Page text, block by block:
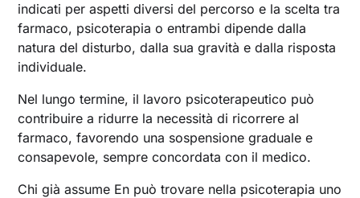
indicati per aspetti diversi del percorso e la scelta tra
farmaco, psicoterapia o entrambi dipende dalla
natura del disturbo, dalla sua gravità e dalla risposta
individuale.
Nel lungo termine, il lavoro psicoterapeutico può
contribuire a ridurre la necessità di ricorrere al
farmaco, favorendo una sospensione graduale e
consapevole, sempre concordata con il medico.
Chi già assume En può trovare nella psicoterapia uno